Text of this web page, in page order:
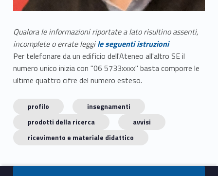
Qualora le informazioni riportate a lato risultino assenti,
incomplete o errate leggile seguenti istruzioni
Per telefonare da un edificio dell'Ateneo all'altro SE il
numero unico inizia con "06 5733xxxx" basta comporre le
ultime quattro cifre del numero esteso.
profilo
insegnamenti
prodotti della ricerca
avvisi
ricevimento e materiale didattico